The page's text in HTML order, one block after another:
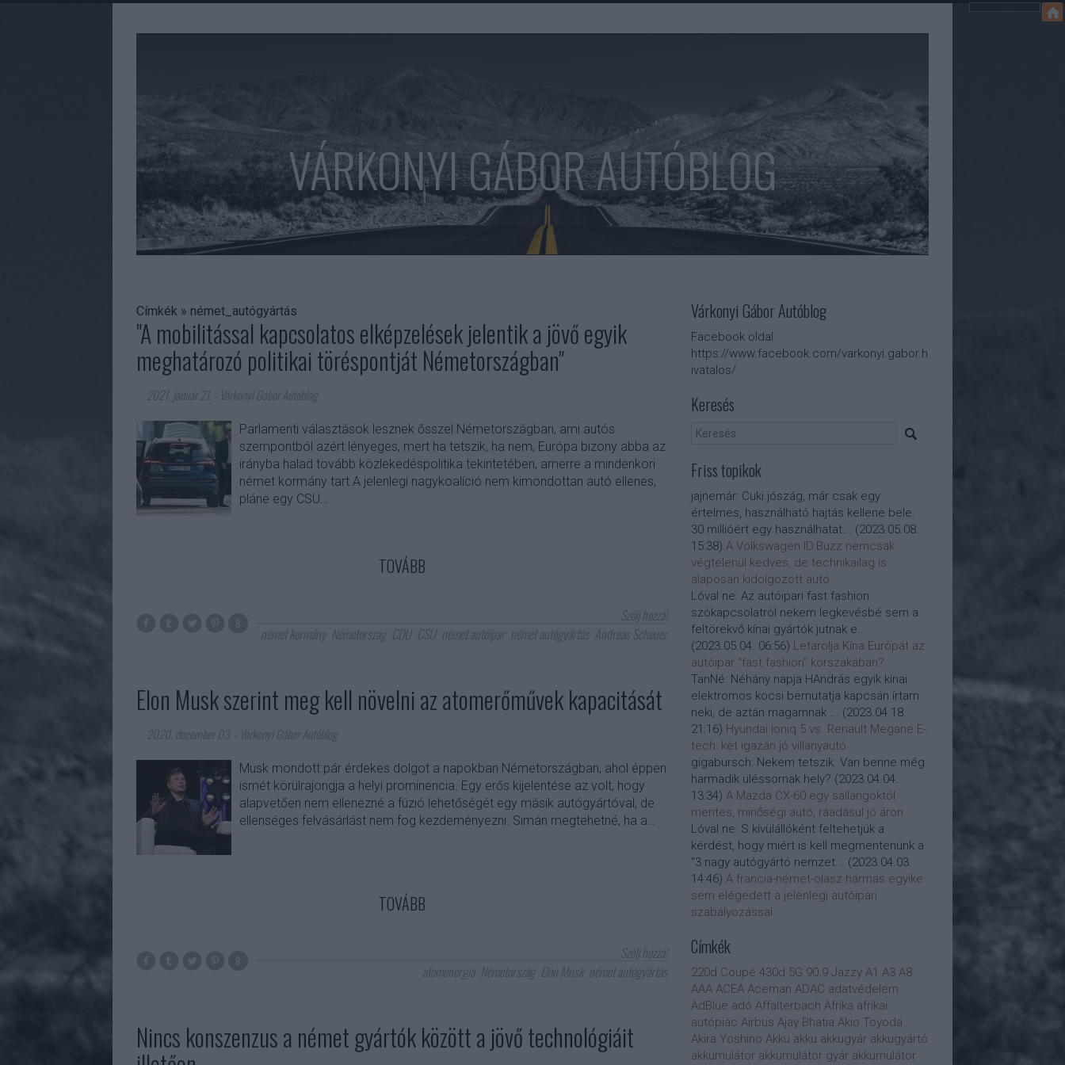
VÁRKONYI GÁBOR AUTÓBLOG
Címkék » német_autógyártás
"A mobilitással kapcsolatos elképzelések jelentik a jövő egyik
meghatározó politikai töréspontját Németországban"
2021. január 21. Várkonyi Gábor Autóblog
Parlamenti választások lesznek ősszel Németországban, ami autós
szempontból azért lényeges, mert ha tetszik, ha nem, Európa bizony abba az
irányba halad tovább közlekedéspolitika tekintetében, amerre a mindenkori
német kormány tart.A jelenlegi nagykoalíció nem kimondottan autó ellenes,
pláne egy CSU…
TOVÁBB
Szólj hozzá!
német kormány Németország CDU CSU német autóipar német autógyártás Andreas Scheuer
Elon Musk szerint meg kell növelni az atomerőművek kapacitását
2020. december 03. Várkonyi Gábor Autóblog
Musk mondott pár érdekes dolgot a napokban Németországban, ahol éppen
ismét körülrajongja a helyi prominencia. Egy erős kijelentése az volt, hogy
alapvetően nem ellenezné a fúzió lehetőségét egy másik autógyártóval, de
ellenséges felvásárlást nem fog kezdeményezni. Simán megtehetné, ha a…
TOVÁBB
Szólj hozzá!
atomenergia Németország Elon Musk német autógyártás
Nincs konszenzus a német gyártók között a jövő technológiáit
Várkonyi Gábor Autóblog
Facebook oldal:
https://www.facebook.com/varkonyi.gabor.h
ivatalos/
Keresés
Friss topikok
jajnemár: Cuki jószág, már csak egy
értelmes, használható hajtás kellene bele.
30 millióért egy használhatat... (2023.05.08.
15:38) A Volkswagen ID.Buzz nemcsak
végtelenül kedves, de technikailag is
alaposan kidolgozott autó
Lóval ne: Az autóipari fast fashion
szókapcsolatról nekem legkevésbé sem a
feltörekvő kínai gyártók jutnak e...
(2023.05.04. 06:56) Letarolja Kína Európát az
autóipar "fast fashion" korszakában?
TanNé: Néhány napja HAndrás egyik kínai
elektromos kocsi bemutatja kapcsán írtam
neki, de aztán magamnak ... (2023.04.18.
21:16) Hyundai Ioniq 5 vs. Renault Megane E-
tech: két igazán jó villanyautó
gigabursch: Nekem tetszik. Van benne még
harmadik üléssornak hely? (2023.04.04.
13:34) A Mazda CX-60 egy sallangoktól
mentes, minőségi autó, ráadásul jó áron
Lóval ne: S kívülállóként feltehetjük a
kérdést, hogy miért is kell megmentenünk a
"3 nagy autógyártó nemzet... (2023.04.03.
14:46) A francia-német-olasz hármas egyike
sem elégedett a jelenlegi autóipari
szabályozással
Címkék
220d Coupé 430d 5G 90.9 Jazzy A1 A3 A8
AAA ACEA Aceman ADAC adatvédelem
AdBlue adó Affalterbach Afrika afrikai
autópiac Airbus Ajay Bhatia Akio Toyoda
Akira Yoshino Akku akku akkugyár akkugyártó
akkumulátor akkumulátor gyár akkumulátor